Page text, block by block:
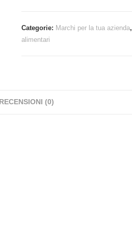
Categorie: Marchi per la tua azienda,
alimentari
RECENSIONI (0)